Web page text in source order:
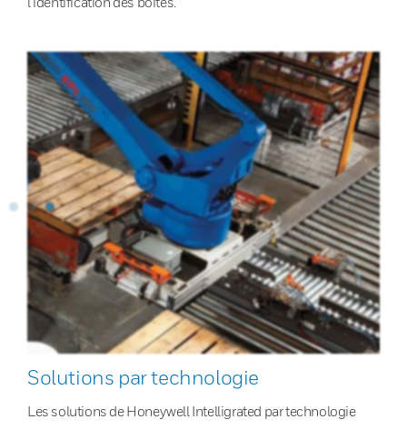
Solutions par technologie
Les solutions de Honeywell Intelligrated par technologie